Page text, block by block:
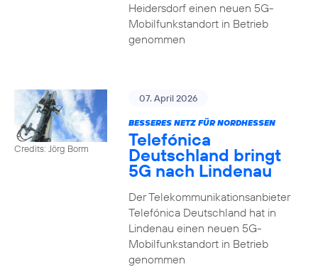
Heidersdorf einen neuen 5G-
Mobilfunkstandort in Betrieb
genommen
Credits: Jörg Borm
07. April 2026
BESSERES NETZ FÜR NORDHESSEN
Telefónica
Deutschland bringt
5G nach Lindenau
Der Telekommunikationsanbieter
Telefónica Deutschland hat in
Lindenau einen neuen 5G-
Mobilfunkstandort in Betrieb
genommen